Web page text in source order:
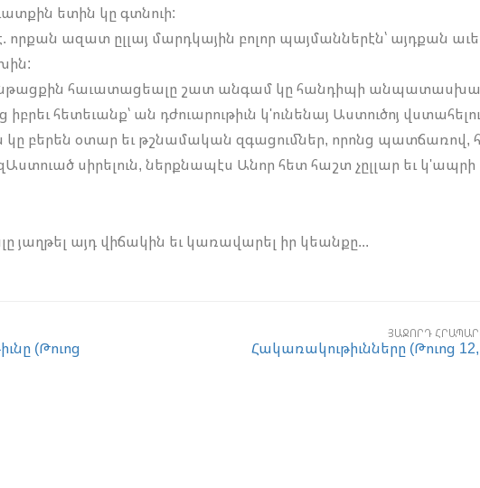
ետին կը գտնուի:
ազատ ըլլայ մարդկային բոլոր պայմաններէն՝ այդքան
հաւատացեալը շատ անգամ կը հանդիպի
հետեւանք՝ ան դժուարութիւն կ'ունենայ Աստուծոյ
կը բերեն օտար եւ թշնամական զգացումներ, որոնց
սիրելուն, ներքնապէս Անոր հետ հաշտ չըլլար եւ կ'ապրի
յաղթել այդ վիճակին եւ կառավարել իր կեանքը...
(Թուոց
ՅԱՋՈՐԴ
Հակառակութիւնները (Թուոց 12,